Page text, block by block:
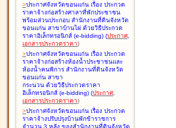
>ประกาศจังหวัดขอนแก่น เรื่อง ประกวด
ราคาจ้างก่อสร้างศาลาที่พักประชาชน
พร้อมส่วนประกอบ สำนักงานที่ดินจังหวัด
ขอนแก่น สาขาบ้านไผ่ ด้วยวิธีประกวด
ราคาอิเล็กทรอนิกส์ (e-bidding) (ประกาศ,
เอกสารประกวดราคา)
>ประกาศจังหวัดขอนแก่น เรื่อง ประกวด
ราคาจ้างก่อสร้างห้องน้ำประชาชนและ
ห้องน้ำคนพิการ สำนักงานที่ดินจังหวัด
ขอนแก่น สาขา
กระนวน ด้วยวิธีประกวดราคา
อิเล็กทรอนิกส์ (e-bidding) (ประกาศ,
เอกสารประกวดราคา)
>ประกาศจังหวัดขอนแก่น เรื่อง ประกวด
ราคาจ้างปรับปรุงบ้านพักข้าราชการ